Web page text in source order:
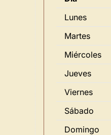
Lunes
Martes
Miércoles
Jueves
Viernes
Sábado
Domingo